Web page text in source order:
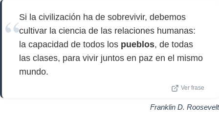
Si la civilización ha de sobrevivir, debemos
cultivar la ciencia de las relaciones humanas:
la capacidad de todos los pueblos, de todas
las clases, para vivir juntos en paz en el mismo
mundo.
Ver frase
Franklin D. Roosevelt